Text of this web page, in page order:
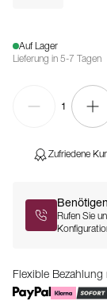
Auf Lager
Lieferung in 5-7 Tagen
1
Zufriedene
Rufen Sie
Flexible Bezahlung